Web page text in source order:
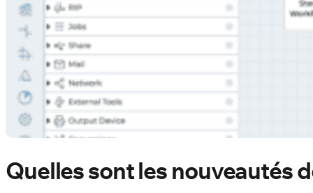
Quelles sont les nouveautés